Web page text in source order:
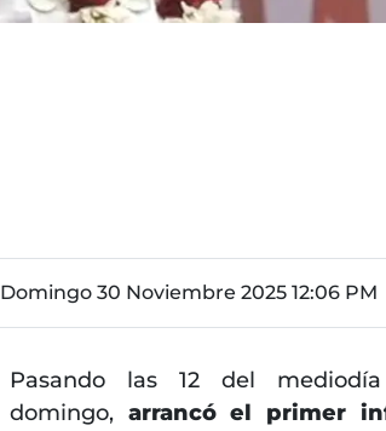
Domingo 30 Noviembre 2025 12:06 PM
Pasando las 12 del
domingo,arrancó el primer